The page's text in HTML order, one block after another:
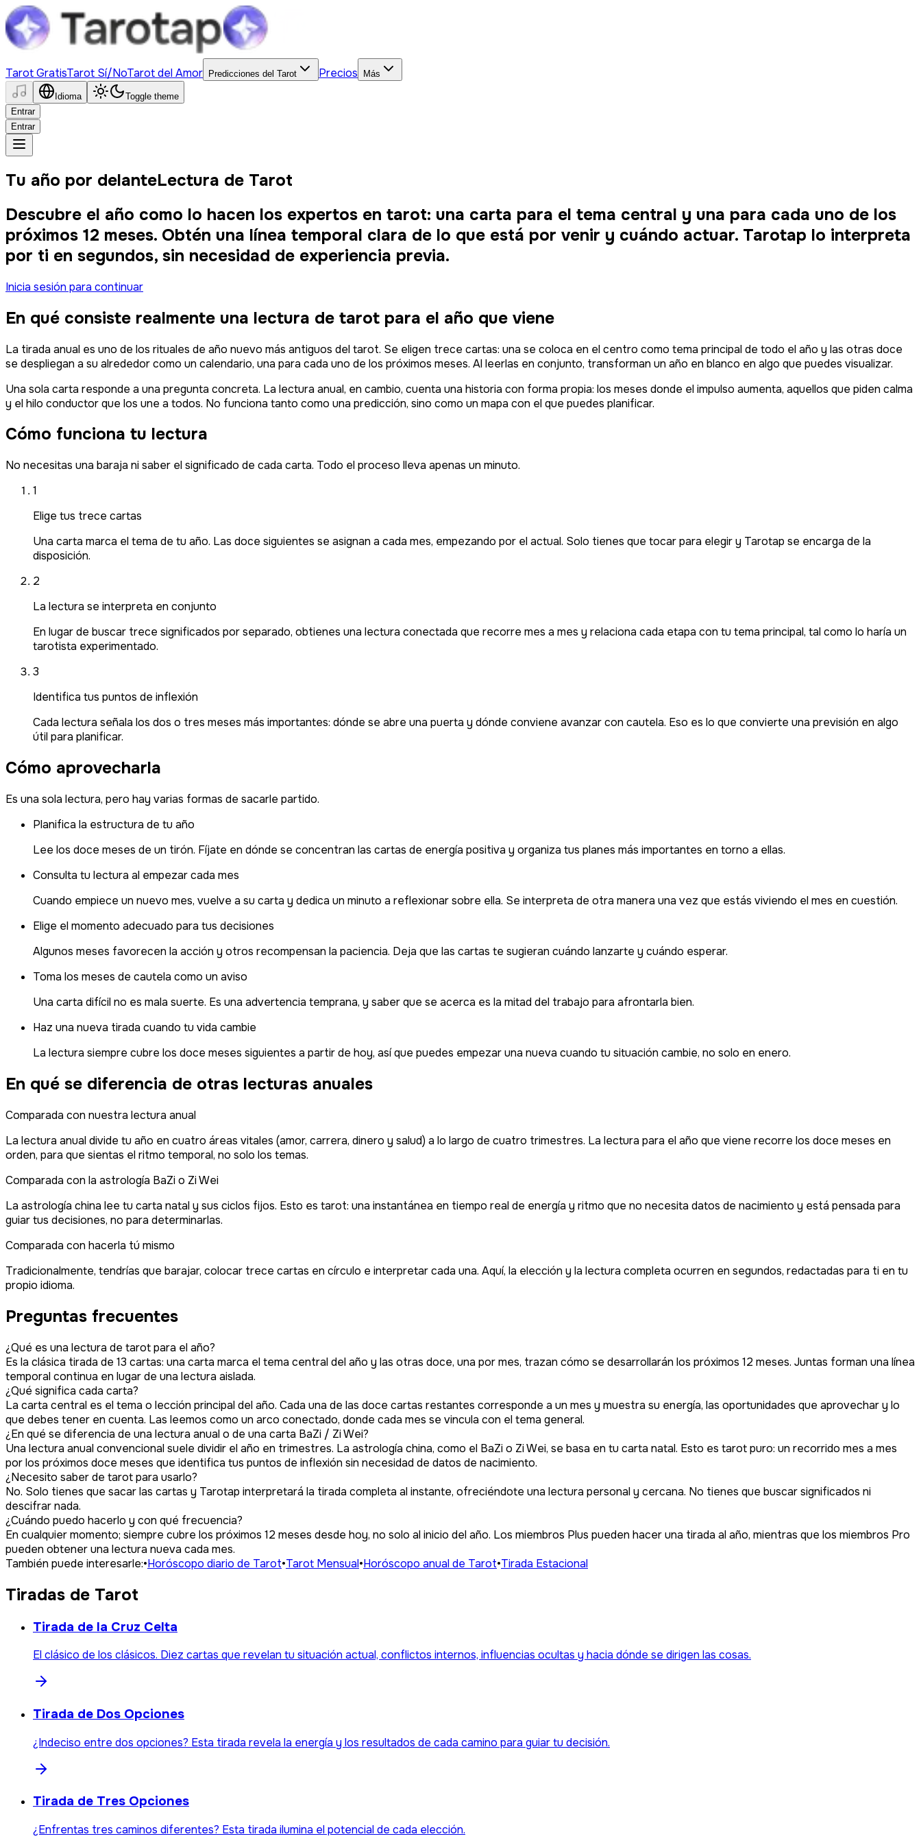
Tarot GratisTarot Sí/NoTarot del Amor Predicciones del Tarot Precios Más
Idioma
Toggle theme
Entrar
Entrar
Tu año por delanteLectura de Tarot
Descubre el año como lo hacen los expertos en tarot: una carta para el tema central y una para cada uno de los
próximos 12 meses. Obtén una línea temporal clara de lo que está por venir y cuándo actuar. Tarotap lo interpreta
por ti en segundos, sin necesidad de experiencia previa.
Inicia sesión para continuar
En qué consiste realmente una lectura de tarot para el año que viene
La tirada anual es uno de los rituales de año nuevo más antiguos del tarot. Se eligen trece cartas: una se coloca en el centro como tema principal de todo el año y las otras doce
se despliegan a su alrededor como un calendario, una para cada uno de los próximos meses. Al leerlas en conjunto, transforman un año en blanco en algo que puedes visualizar.
Una sola carta responde a una pregunta concreta. La lectura anual, en cambio, cuenta una historia con forma propia: los meses donde el impulso aumenta, aquellos que piden calma
y el hilo conductor que los une a todos. No funciona tanto como una predicción, sino como un mapa con el que puedes planificar.
Cómo funciona tu lectura
No necesitas una baraja ni saber el significado de cada carta. Todo el proceso lleva apenas un minuto.
1
Elige tus trece cartas
Una carta marca el tema de tu año. Las doce siguientes se asignan a cada mes, empezando por el actual. Solo tienes que tocar para elegir y Tarotap se encarga de la
disposición.
2
La lectura se interpreta en conjunto
En lugar de buscar trece significados por separado, obtienes una lectura conectada que recorre mes a mes y relaciona cada etapa con tu tema principal, tal como lo haría un
tarotista experimentado.
3
Identifica tus puntos de inflexión
Cada lectura señala los dos o tres meses más importantes: dónde se abre una puerta y dónde conviene avanzar con cautela. Eso es lo que convierte una previsión en algo
útil para planificar.
Cómo aprovecharla
Es una sola lectura, pero hay varias formas de sacarle partido.
Planifica la estructura de tu año
Lee los doce meses de un tirón. Fíjate en dónde se concentran las cartas de energía positiva y organiza tus planes más importantes en torno a ellas.
Consulta tu lectura al empezar cada mes
Cuando empiece un nuevo mes, vuelve a su carta y dedica un minuto a reflexionar sobre ella. Se interpreta de otra manera una vez que estás viviendo el mes en cuestión.
Elige el momento adecuado para tus decisiones
Algunos meses favorecen la acción y otros recompensan la paciencia. Deja que las cartas te sugieran cuándo lanzarte y cuándo esperar.
Toma los meses de cautela como un aviso
Una carta difícil no es mala suerte. Es una advertencia temprana, y saber que se acerca es la mitad del trabajo para afrontarla bien.
Haz una nueva tirada cuando tu vida cambie
La lectura siempre cubre los doce meses siguientes a partir de hoy, así que puedes empezar una nueva cuando tu situación cambie, no solo en enero.
En qué se diferencia de otras lecturas anuales
Comparada con nuestra lectura anual
La lectura anual divide tu año en cuatro áreas vitales (amor, carrera, dinero y salud) a lo largo de cuatro trimestres. La lectura para el año que viene recorre los doce meses en
orden, para que sientas el ritmo temporal, no solo los temas.
Comparada con la astrología BaZi o Zi Wei
La astrología china lee tu carta natal y sus ciclos fijos. Esto es tarot: una instantánea en tiempo real de energía y ritmo que no necesita datos de nacimiento y está pensada para
guiar tus decisiones, no para determinarlas.
Comparada con hacerla tú mismo
Tradicionalmente, tendrías que barajar, colocar trece cartas en círculo e interpretar cada una. Aquí, la elección y la lectura completa ocurren en segundos, redactadas para ti en tu
propio idioma.
Preguntas frecuentes
¿Qué es una lectura de tarot para el año?
Es la clásica tirada de 13 cartas: una carta marca el tema central del año y las otras doce, una por mes, trazan cómo se desarrollarán los próximos 12 meses. Juntas forman una línea
temporal continua en lugar de una lectura aislada.
¿Qué significa cada carta?
La carta central es el tema o lección principal del año. Cada una de las doce cartas restantes corresponde a un mes y muestra su energía, las oportunidades que aprovechar y lo
que debes tener en cuenta. Las leemos como un arco conectado, donde cada mes se vincula con el tema general.
¿En qué se diferencia de una lectura anual o de una carta BaZi / Zi Wei?
Una lectura anual convencional suele dividir el año en trimestres. La astrología china, como el BaZi o Zi Wei, se basa en tu carta natal. Esto es tarot puro: un recorrido mes a mes
por los próximos doce meses que identifica tus puntos de inflexión sin necesidad de datos de nacimiento.
¿Necesito saber de tarot para usarlo?
No. Solo tienes que sacar las cartas y Tarotap interpretará la tirada completa al instante, ofreciéndote una lectura personal y cercana. No tienes que buscar significados ni
descifrar nada.
¿Cuándo puedo hacerlo y con qué frecuencia?
En cualquier momento; siempre cubre los próximos 12 meses desde hoy, no solo al inicio del año. Los miembros Plus pueden hacer una tirada al año, mientras que los miembros Pro
pueden obtener una lectura nueva cada mes.
También puede interesarle:•Horóscopo diario de Tarot•Tarot Mensual•Horóscopo anual de Tarot•Tirada Estacional
Tiradas de Tarot
Tirada de la Cruz Celta
El clásico de los clásicos. Diez cartas que revelan tu situación actual, conflictos internos, influencias ocultas y hacia dónde se dirigen las cosas.
Tirada de Dos Opciones
¿Indeciso entre dos opciones? Esta tirada revela la energía y los resultados de cada camino para guiar tu decisión.
Tirada de Tres Opciones
¿Enfrentas tres caminos diferentes? Esta tirada ilumina el potencial de cada elección.